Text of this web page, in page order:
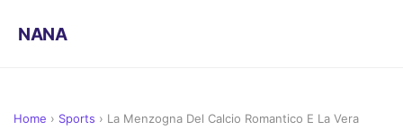
NANA
Home › Sports › La Menzogna Del Calcio Romantico E La Vera